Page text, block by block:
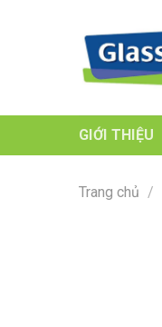
GIỚI THIỆU
Trang chủ /